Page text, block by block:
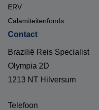
ERV
Calamiteitenfonds
Contact
Brazilië Reis Specialist
Olympia 2D
1213 NT Hilversum
Telefoon